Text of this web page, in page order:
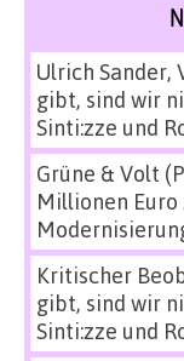
Ulrich Sander,
gibt, sind wir
Sinti:zze und
Grüne & Volt
Millionen
Kritischer
gibt, sind wir
Sinti:zze und